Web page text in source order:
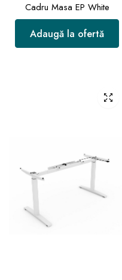
Cadru Masa EP White
Adaugă la ofertă